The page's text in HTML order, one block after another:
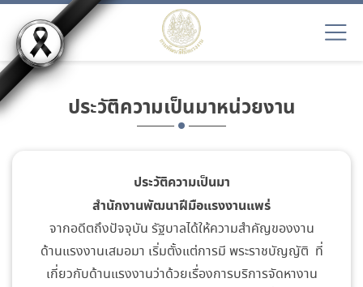
ประวัติความเป็นมาหน่วยงาน
ประวัติความเป็นมา
สำนักงานพัฒนาฝีมือแรงงานแพร่
จากอดีตถึงปัจจุบัน รัฐบาลได้ให้ความสำคัญของงาน
ด้านแรงงานเสมอมา เริ่มตั้งแต่การมี พระราชบัญญัติ ที่
เกี่ยวกับด้านแรงงานว่าด้วยเรื่องการบริการจัดหางาน